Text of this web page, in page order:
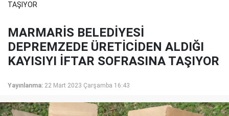
TAŞIYOR
MARMARİS BELEDİYESİ
DEPREMZEDE ÜRETİCİDEN ALDIĞI
KAYISIYI İFTAR SOFRASINA TAŞIYOR
Yayınlanma: 22 Mart 2023 Çarşamba 16:43